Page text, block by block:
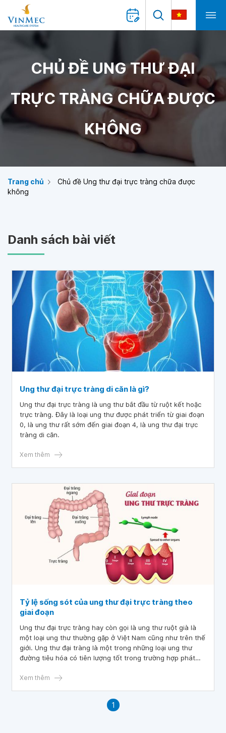
CHỦ ĐỀ UNG THƯ ĐẠI
TRỰC TRÀNG CHỮA ĐƯỢC
KHÔNG
Trang chủ
Chủ đề Ung thư đại trực tràng chữa được
không
Danh sách bài viết
Ung thư đại trực tràng di căn là gì?
Ung thư đại trực tràng là ung thư bắt đầu từ ruột kết hoặc
trực tràng. Đây là loại ung thư được phát triển từ giai đoạn
0, là ung thư rất sớm đến giai đoạn 4, là ung thư đại trực
tràng di căn.
Xem thêm
Tỷ lệ sống sót của ung thư đại trực tràng theo
giai đoạn
Ung thư đại trực tràng hay còn gọi là ung thư ruột già là
một loại ung thư thường gặp ở Việt Nam cũng như trên thế
giới. Ung thư đại tràng là một trong những loại ung thư
đường tiêu hóa có tiên lượng tốt trong trường hợp phát
tiền ung thư.
Xem thêm
1